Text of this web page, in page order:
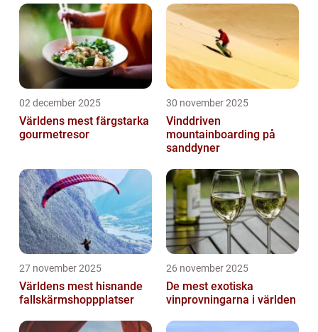
02 december 2025
Världens mest färgstarka
gourmetresor
30 november 2025
Vinddriven
mountainboarding på
sanddyner
27 november 2025
Världens mest hisnande
fallskärmshoppplatser
26 november 2025
De mest exotiska
vinprovningarna i världen